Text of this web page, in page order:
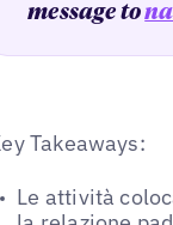
message to
Takeaways:
Le attività